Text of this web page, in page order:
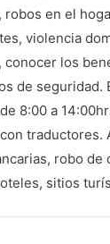
en el
violencia
los
de seguridad.
8:00 a
traductores.
robo
sitios